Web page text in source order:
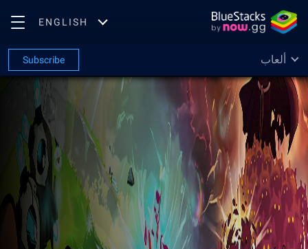
ENGLISH
ألعاب Subscribe